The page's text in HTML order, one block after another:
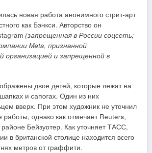
новая работа анонимного стрит-арт
как Бэнкси. Авторство он
(запрещенная в России соцсеть;
Meta, признанной
организацией и запрещенной в
двое детей, которые лежат на
и сапогах. Один из них
вверх. При этом художник не уточнил
однако как отмечает Reuters,
Бейзуотер. Как уточняет ТАСС,
в британской столице находится всего
метров от граффити.